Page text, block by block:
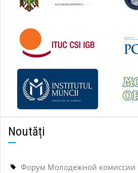
Noutăți
Форум Молодежной комиссии